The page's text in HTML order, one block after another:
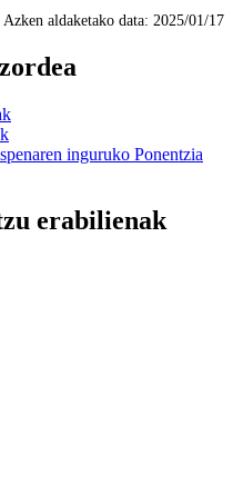
Azken aldaketako data: 2025/01/17
inguruko Ponentzia
erabilienak